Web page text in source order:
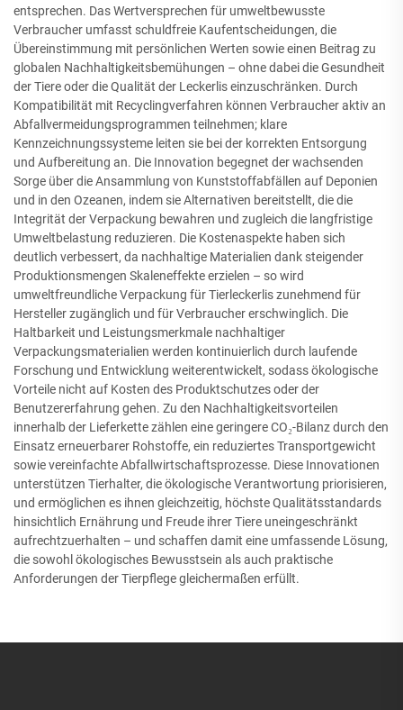
entsprechen. Das Wertversprechen für umweltbewusste
Verbraucher umfasst schuldfreie Kaufentscheidungen, die
Übereinstimmung mit persönlichen Werten sowie einen Beitrag zu
globalen Nachhaltigkeitsbemühungen – ohne dabei die Gesundheit
der Tiere oder die Qualität der Leckerlis einzuschränken. Durch
Kompatibilität mit Recyclingverfahren können Verbraucher aktiv an
Abfallvermeidungsprogrammen teilnehmen; klare
Kennzeichnungssysteme leiten sie bei der korrekten Entsorgung
und Aufbereitung an. Die Innovation begegnet der wachsenden
Sorge über die Ansammlung von Kunststoffabfällen auf Deponien
und in den Ozeanen, indem sie Alternativen bereitstellt, die die
Integrität der Verpackung bewahren und zugleich die langfristige
Umweltbelastung reduzieren. Die Kostenaspekte haben sich
deutlich verbessert, da nachhaltige Materialien dank steigender
Produktionsmengen Skaleneffekte erzielen – so wird
umweltfreundliche Verpackung für Tierleckerlis zunehmend für
Hersteller zugänglich und für Verbraucher erschwinglich. Die
Haltbarkeit und Leistungsmerkmale nachhaltiger
Verpackungsmaterialien werden kontinuierlich durch laufende
Forschung und Entwicklung weiterentwickelt, sodass ökologische
Vorteile nicht auf Kosten des Produktschutzes oder der
Benutzererfahrung gehen. Zu den Nachhaltigkeitsvorteilen
innerhalb der Lieferkette zählen eine geringere CO₂-Bilanz durch den
Einsatz erneuerbarer Rohstoffe, ein reduziertes Transportgewicht
sowie vereinfachte Abfallwirtschaftsprozesse. Diese Innovationen
unterstützen Tierhalter, die ökologische Verantwortung priorisieren,
und ermöglichen es ihnen gleichzeitig, höchste Qualitätsstandards
hinsichtlich Ernährung und Freude ihrer Tiere uneingeschränkt
aufrechtzuerhalten – und schaffen damit eine umfassende Lösung,
die sowohl ökologisches Bewusstsein als auch praktische
Anforderungen der Tierpflege gleichermaßen erfüllt.